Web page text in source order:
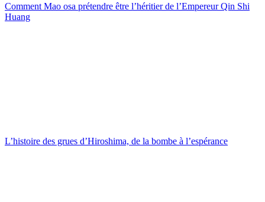
Comment Mao osa prétendre être l’héritier de l’Empereur Qin Shi
Huang
L’histoire des grues d’Hiroshima, de la bombe à l’espérance